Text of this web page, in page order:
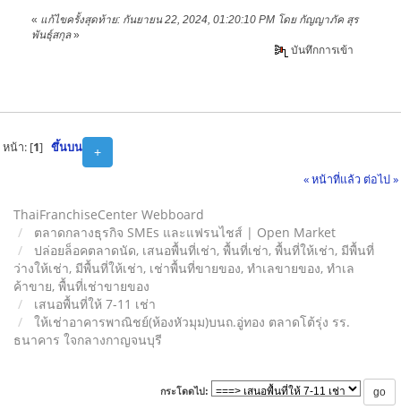
« แก้ไขครั้งสุดท้าย: กันยายน 22, 2024, 01:20:10 PM โดย กัญญาภัค สุร
พันธุ์สกุล»
บันทึกการเข้า
+
หน้า: [1] ขึ้นบน
« หน้าที่แล้ว ต่อไป »
ThaiFranchiseCenter Webboard
ตลาดกลางธุรกิจ SMEs และแฟรนไชส์ | Open Market
ปล่อยล็อคตลาดนัด, เสนอพื้นที่เช่า, พื้นที่เช่า, พื้นที่ให้เช่า, มีพื้นที่
ว่างให้เช่า, มีพื้นที่ให้เช่า, เช่าพื้นที่ขายของ, ทําเลขายของ, ทำเล
ค้าขาย, พื้นที่เช่าขายของ
เสนอพื้นที่ให้ 7-11 เช่า
ให้เช่าอาคารพาณิชย์(ห้องหัวมุม)บนถ.อู่ทอง ตลาดโต้รุ่ง รร.
ธนาคาร ใจกลางกาญจนบุรี
กระโดดไป: